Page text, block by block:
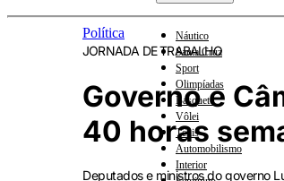
Náutico
Santa Cruz
Sport
Olimpíadas
Basquete
Vôlei
Tênis
Automobilismo
Interior
Política
JORNADA DE TRABALHO
Governo e
40 horas
Deputados e ministros do governo